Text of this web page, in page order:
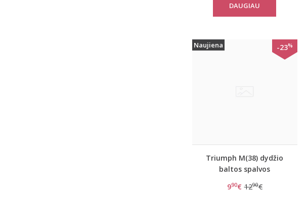
DAUGIAU
Naujiena -23%
Triumph M(38) dydžio
baltos spalvos
Sensation S
990€ 1290€